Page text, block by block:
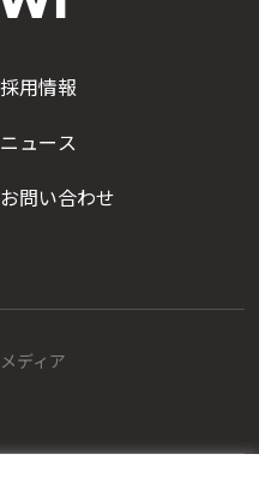
採用情報
ニュース
お問い合わせ
ディア